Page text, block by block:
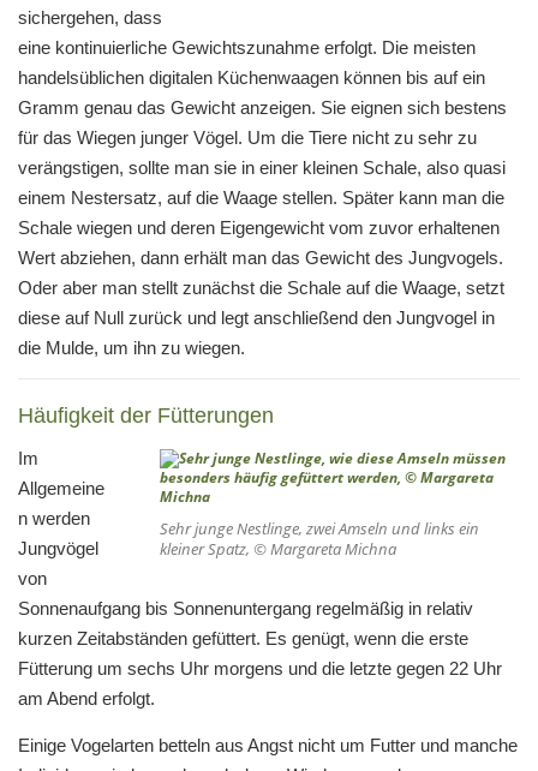
sichergehen, dass
eine kontinuierliche Gewichtszunahme erfolgt. Die meisten
handelsüblichen digitalen Küchenwaagen können bis auf ein
Gramm genau das Gewicht anzeigen. Sie eignen sich bestens
für das Wiegen junger Vögel. Um die Tiere nicht zu sehr zu
verängstigen, sollte man sie in einer kleinen Schale, also quasi
einem Nestersatz, auf die Waage stellen. Später kann man die
Schale wiegen und deren Eigengewicht vom zuvor erhaltenen
Wert abziehen, dann erhält man das Gewicht des Jungvogels.
Oder aber man stellt zunächst die Schale auf die Waage, setzt
diese auf Null zurück und legt anschließend den Jungvogel in
die Mulde, um ihn zu wiegen.
Häufigkeit der Fütterungen
Sehr junge Nestlinge, zwei Amseln und links ein
kleiner Spatz, © Margareta Michna
Im
Allgemeine
n werden
Jungvögel
von
Sonnenaufgang bis Sonnenuntergang regelmäßig in relativ
kurzen Zeitabständen gefüttert. Es genügt, wenn die erste
Fütterung um sechs Uhr morgens und die letzte gegen 22 Uhr
am Abend erfolgt.
Einige Vogelarten betteln aus Angst nicht um Futter und manche